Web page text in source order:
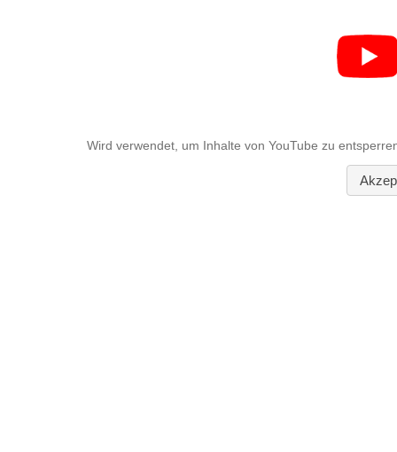
Wird verwendet, um Inhalte von YouTube zu